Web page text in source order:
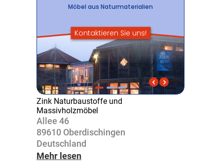
Zink Naturbaustoffe und
Massivholzmöbel
Allee 46
89610 Ober­di­schingen
Deutsch­land
Mehr lesen